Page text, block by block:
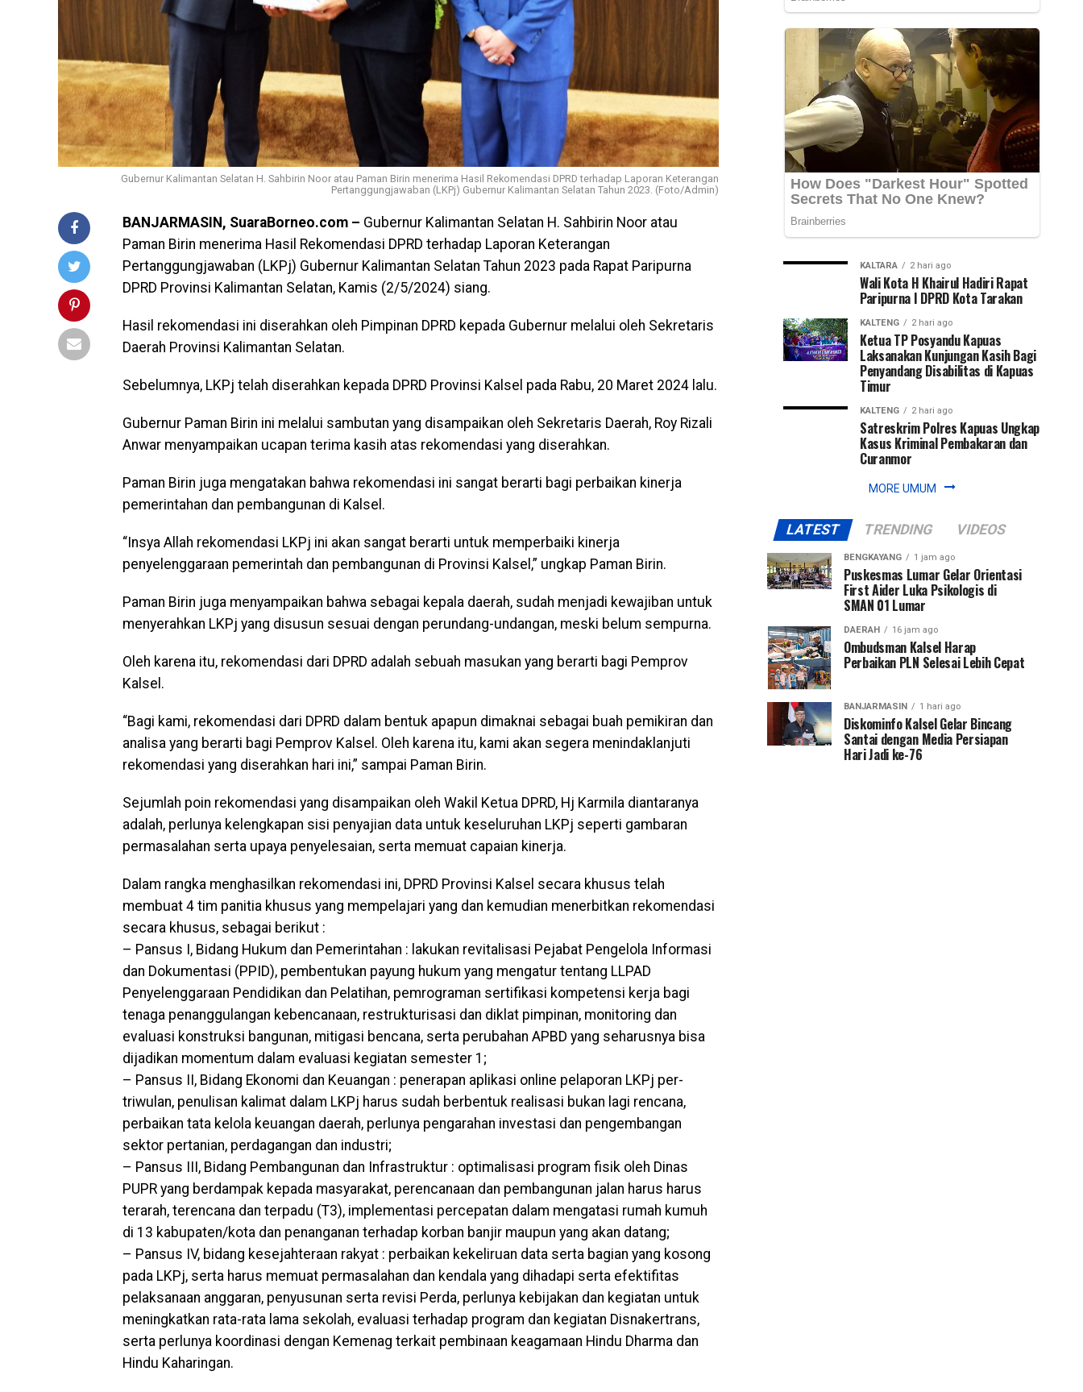
Gubernur Kalimantan Selatan H. Sahbirin Noor atau Paman Birin menerima Hasil Rekomendasi DPRD terhadap Laporan Keterangan
Pertanggungjawaban (LKPj) Gubernur Kalimantan Selatan Tahun 2023. (Foto/Admin)
BANJARMASIN, SuaraBorneo.com – Gubernur Kalimantan Selatan H. Sahbirin Noor atau
Paman Birin menerima Hasil Rekomendasi DPRD terhadap Laporan Keterangan
Pertanggungjawaban (LKPj) Gubernur Kalimantan Selatan Tahun 2023 pada Rapat Paripurna
DPRD Provinsi Kalimantan Selatan, Kamis (2/5/2024) siang.
Hasil rekomendasi ini diserahkan oleh Pimpinan DPRD kepada Gubernur melalui oleh Sekretaris
Daerah Provinsi Kalimantan Selatan.
Sebelumnya, LKPj telah diserahkan kepada DPRD Provinsi Kalsel pada Rabu, 20 Maret 2024 lalu.
Gubernur Paman Birin ini melalui sambutan yang disampaikan oleh Sekretaris Daerah, Roy Rizali
Anwar menyampaikan ucapan terima kasih atas rekomendasi yang diserahkan.
Paman Birin juga mengatakan bahwa rekomendasi ini sangat berarti bagi perbaikan kinerja
pemerintahan dan pembangunan di Kalsel.
“Insya Allah rekomendasi LKPj ini akan sangat berarti untuk memperbaiki kinerja
penyelenggaraan pemerintah dan pembangunan di Provinsi Kalsel,” ungkap Paman Birin.
Paman Birin juga menyampaikan bahwa sebagai kepala daerah, sudah menjadi kewajiban untuk
menyerahkan LKPj yang disusun sesuai dengan perundang-undangan, meski belum sempurna.
Oleh karena itu, rekomendasi dari DPRD adalah sebuah masukan yang berarti bagi Pemprov
Kalsel.
“Bagi kami, rekomendasi dari DPRD dalam bentuk apapun dimaknai sebagai buah pemikiran dan
analisa yang berarti bagi Pemprov Kalsel. Oleh karena itu, kami akan segera menindaklanjuti
rekomendasi yang diserahkan hari ini,” sampai Paman Birin.
Sejumlah poin rekomendasi yang disampaikan oleh Wakil Ketua DPRD, Hj Karmila diantaranya
adalah, perlunya kelengkapan sisi penyajian data untuk keseluruhan LKPj seperti gambaran
permasalahan serta upaya penyelesaian, serta memuat capaian kinerja.
Dalam rangka menghasilkan rekomendasi ini, DPRD Provinsi Kalsel secara khusus telah
membuat 4 tim panitia khusus yang mempelajari yang dan kemudian menerbitkan rekomendasi
secara khusus, sebagai berikut :
– Pansus I, Bidang Hukum dan Pemerintahan : lakukan revitalisasi Pejabat Pengelola Informasi
dan Dokumentasi (PPID), pembentukan payung hukum yang mengatur tentang LLPAD
Penyelenggaraan Pendidikan dan Pelatihan, pemrograman sertifikasi kompetensi kerja bagi
tenaga penanggulangan kebencanaan, restrukturisasi dan diklat pimpinan, monitoring dan
evaluasi konstruksi bangunan, mitigasi bencana, serta perubahan APBD yang seharusnya bisa
dijadikan momentum dalam evaluasi kegiatan semester 1;
– Pansus II, Bidang Ekonomi dan Keuangan : penerapan aplikasi online pelaporan LKPj per-
triwulan, penulisan kalimat dalam LKPj harus sudah berbentuk realisasi bukan lagi rencana,
perbaikan tata kelola keuangan daerah, perlunya pengarahan investasi dan pengembangan
sektor pertanian, perdagangan dan industri;
– Pansus III, Bidang Pembangunan dan Infrastruktur : optimalisasi program fisik oleh Dinas
PUPR yang berdampak kepada masyarakat, perencanaan dan pembangunan jalan harus harus
terarah, terencana dan terpadu (T3), implementasi percepatan dalam mengatasi rumah kumuh
di 13 kabupaten/kota dan penanganan terhadap korban banjir maupun yang akan datang;
– Pansus IV, bidang kesejahteraan rakyat : perbaikan kekeliruan data serta bagian yang kosong
pada LKPj, serta harus memuat permasalahan dan kendala yang dihadapi serta efektifitas
pelaksanaan anggaran, penyusunan serta revisi Perda, perlunya kebijakan dan kegiatan untuk
meningkatkan rata-rata lama sekolah, evaluasi terhadap program dan kegiatan Disnakertrans,
serta perlunya koordinasi dengan Kemenag terkait pembinaan keagamaan Hindu Dharma dan
Hindu Kaharingan.
Luka
Psikologis
di
SMAN
01
Lumar
Fasilitasi
First
Aider
(Penanganan
Pertama
Luka
Psikologis)
KALTARA 2 hari ago
Wali Kota H Khairul Hadiri Rapat
Paripurna I DPRD Kota Tarakan
KALTENG 2 hari ago
Ketua TP Posyandu Kapuas
Laksanakan Kunjungan Kasih Bagi
Penyandang Disabilitas di Kapuas
Timur
KALTENG 2 hari ago
Satreskrim Polres Kapuas Ungkap
Kasus Kriminal Pembakaran dan
Curanmor
MORE UMUM
LATEST TRENDING VIDEOS
BENGKAYANG 1 jam ago
Puskesmas Lumar Gelar Orientasi
First Aider Luka Psikologis di
SMAN 01 Lumar
DAERAH 16 jam ago
Ombudsman Kalsel Harap
Perbaikan PLN Selesai Lebih Cepat
BANJARMASIN 1 hari ago
Diskominfo Kalsel Gelar Bincang
Santai dengan Media Persiapan
Hari Jadi ke-76